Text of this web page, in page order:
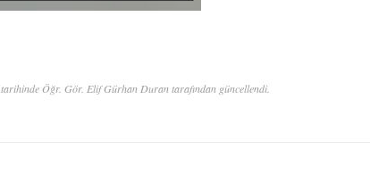
tarihinde Öğr. Gör. Elif Gürhan Duran tarafından güncellendi.